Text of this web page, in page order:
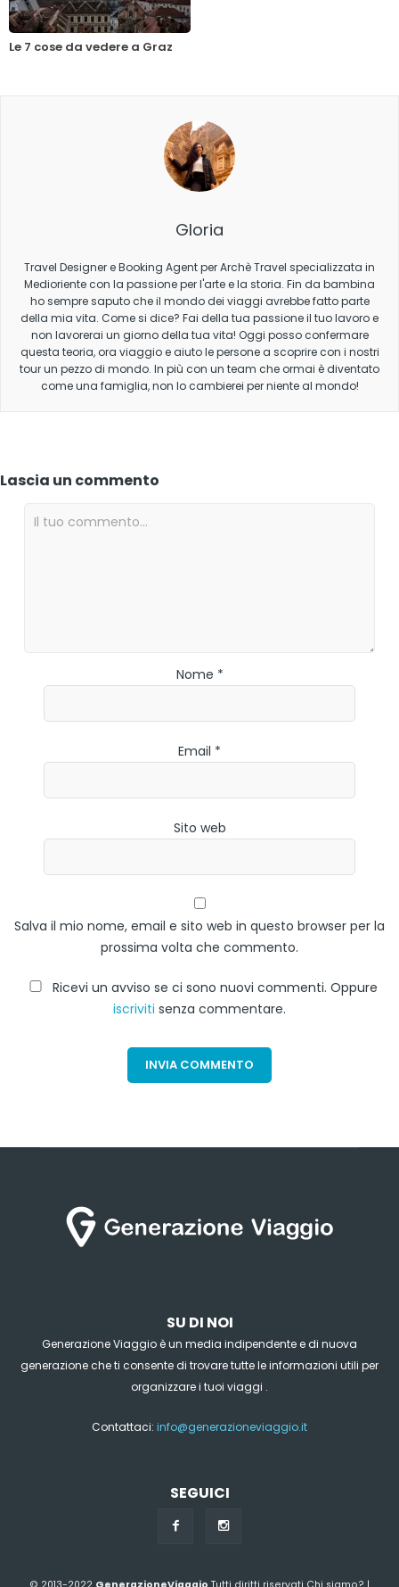
Le 7 cose da vedere a Graz
Gloria
Travel Designer e Booking Agent per Archè Travel specializzata in
Medioriente con la passione per l'arte e la storia. Fin da bambina
ho sempre saputo che il mondo dei viaggi avrebbe fatto parte
della mia vita. Come si dice? Fai della tua passione il tuo lavoro e
non lavorerai un giorno della tua vita! Oggi posso confermare
questa teoria, ora viaggio e aiuto le persone a scoprire con i nostri
tour un pezzo di mondo. In più con un team che ormai è diventato
come una famiglia, non lo cambierei per niente al mondo!
Lascia un commento
Nome *
Email *
Sito web
Salva il mio nome, email e sito web in questo browser per la
prossima volta che commento.
Ricevi un avviso se ci sono nuovi commenti. Oppure
iscriviti senza commentare.
SU DI NOI
Generazione Viaggio è un media indipendente e di nuova
generazione che ti consente di trovare tutte le informazioni utili per
organizzare i tuoi viaggi .
Contattaci: info@generazioneviaggio.it
SEGUICI